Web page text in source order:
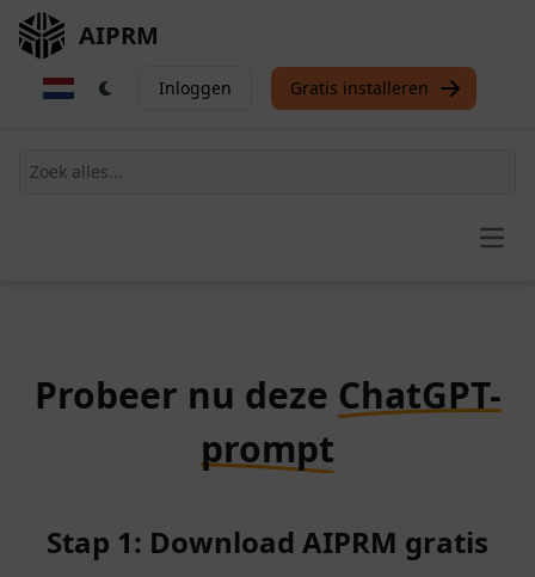
AIPRM
Inloggen Gratis installeren
Probeer nu deze ChatGPT-
prompt
Stap 1: Download AIPRM gratis